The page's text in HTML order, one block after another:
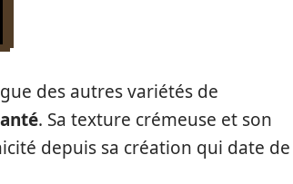
des autres variétés de
. Sa texture crémeuse et son
depuis sa création qui date de